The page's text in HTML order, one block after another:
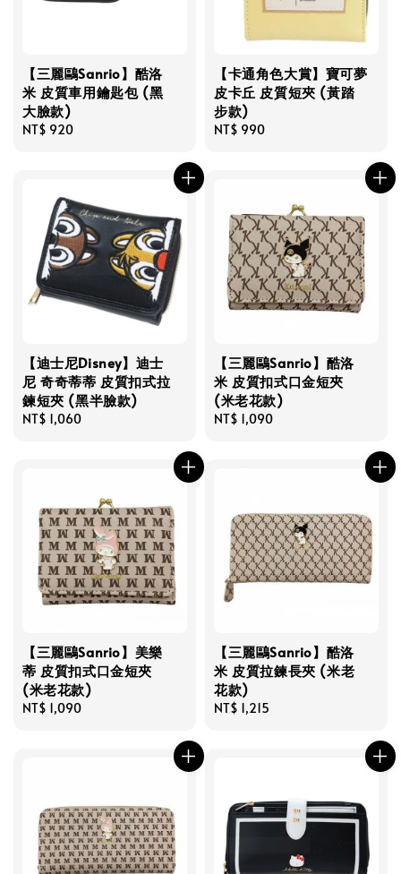
【三麗鷗Sanrio】酷洛
米 皮質車用鑰匙包 (黑
大臉款)
Regular
NT$ 920
【卡通角色大賞】寶可夢
皮卡丘 皮質短夾 (黃踏
步款)
Regular
NT$ 990
【迪士尼Disney】迪士
尼 奇奇蒂蒂 皮質扣式拉
鍊短夾 (黑半臉款)
Regular
NT$ 1,060
【三麗鷗Sanrio】酷洛
米 皮質扣式口金短夾
(米老花款)
Regular
NT$ 1,090
【三麗鷗Sanrio】美樂
蒂 皮質扣式口金短夾
(米老花款)
Regular
NT$ 1,090
【三麗鷗Sanrio】酷洛
米 皮質拉鍊長夾 (米老
花款)
Regular
NT$ 1,215